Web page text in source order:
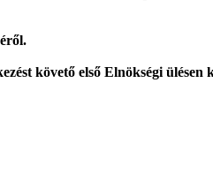
követő első Elnökségi ülésen